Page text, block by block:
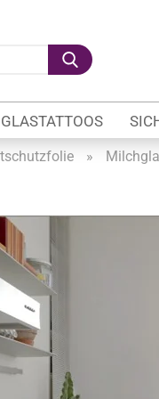
Suche...
GLASTATTOOS
Firmenlogo
Glasmotive
Durchlaufschutz
»